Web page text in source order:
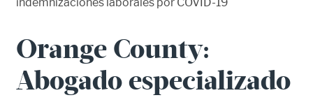
Orange County:
Abogado especializado